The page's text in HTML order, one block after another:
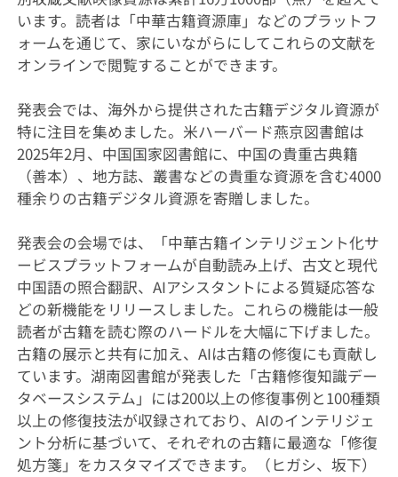
います。読者は「中華古籍資源庫」などのプラットフ
ォームを通じて、家にいながらにしてこれらの文献を
オンラインで閲覧することができます。
発表会では、海外から提供された古籍デジタル資源が
特に注目を集めました。米ハーバード燕京図書館は
2025年2月、中国国家図書館に、中国の貴重古典籍
（善本）、地方誌、叢書などの貴重な資源を含む4000
種余りの古籍デジタル資源を寄贈しました。
発表会の会場では、「中華古籍インテリジェント化サ
ービスプラットフォームが自動読み上げ、古文と現代
中国語の照合翻訳、AIアシスタントによる質疑応答な
どの新機能をリリースしました。これらの機能は一般
読者が古籍を読む際のハードルを大幅に下げました。
古籍の展示と共有に加え、AIは古籍の修復にも貢献し
ています。湖南図書館が発表した「古籍修復知識デー
タベースシステム」には200以上の修復事例と100種類
以上の修復技法が収録されており、AIのインテリジェ
ント分析に基づいて、それぞれの古籍に最適な「修復
処方箋」をカスタマイズできます。（ヒガシ、坂下）